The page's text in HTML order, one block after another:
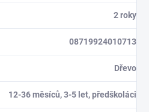
2 roky
08719924010713
Dřevo
12-36 měsíců, 3-5 let, předškoláci